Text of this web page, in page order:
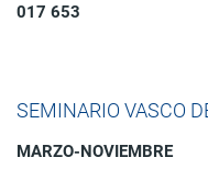
017 653
SEMINARIO VASCO
MARZO-NOVIEMBRE